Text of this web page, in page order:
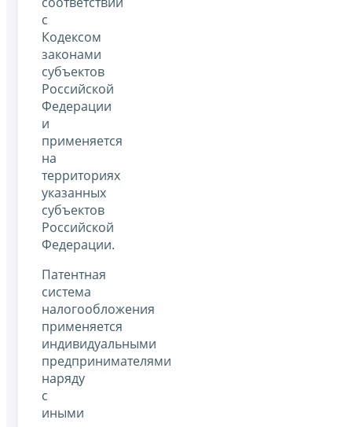
с
Кодексом
законами
субъектов
Российской
Федерации
и
применяется
на
территориях
указанных
субъектов
Российской
Федерации.
Патентная
система
налогообложения
применяется
индивидуальными
предпринимателями
наряду
с
иными